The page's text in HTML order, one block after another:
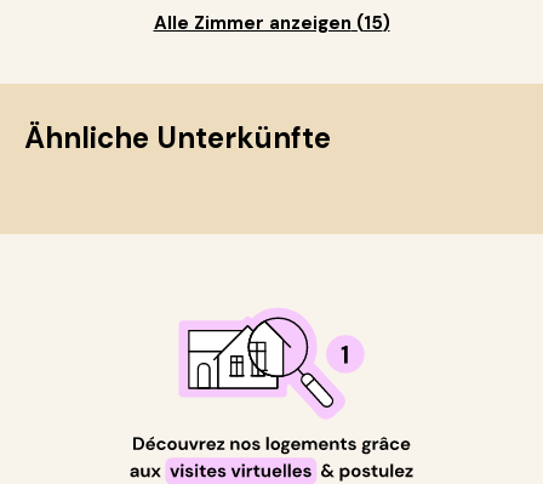
Alle Zimmer anzeigen (15)
Ähnliche Unterkünfte